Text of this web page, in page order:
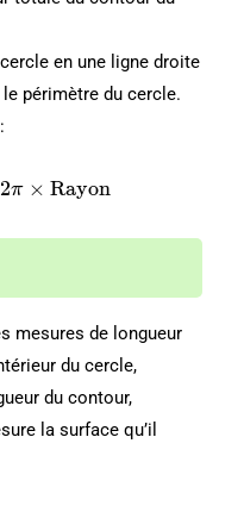
en une ligne droite
périmètre du cercle.
2π × Rayon
mesures de longueur
du cercle,
du contour,
la surface qu’il